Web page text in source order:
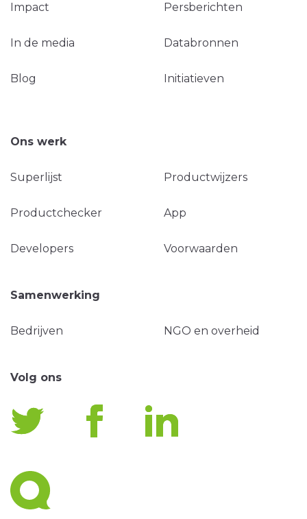
Impact Persberichten
In de media Databronnen
Blog Initiatieven
Ons werk
Superlijst Productwijzers
Productchecker App
Developers Voorwaarden
Samenwerking
Bedrijven NGO en overheid
Volg ons